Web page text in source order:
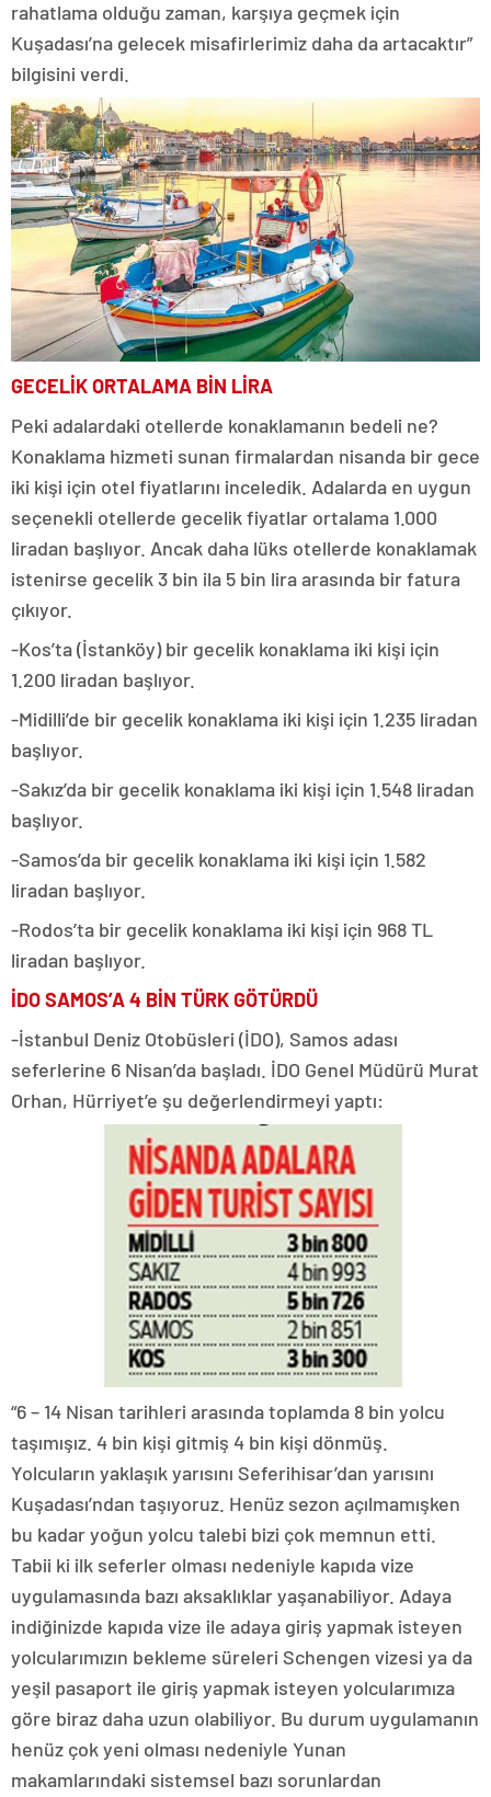
rahatlama olduğu zaman, karşıya geçmek için
Kuşadası’na gelecek misafirlerimiz daha da artacaktır”
bilgisini verdi.
GECELİK ORTALAMA BİN LİRA
Peki adalardaki otellerde konaklamanın bedeli ne?
Konaklama hizmeti sunan firmalardan nisanda bir gece
iki kişi için otel fiyatlarını inceledik. Adalarda en uygun
seçenekli otellerde gecelik fiyatlar ortalama 1.000
liradan başlıyor. Ancak daha lüks otellerde konaklamak
istenirse gecelik 3 bin ila 5 bin lira arasında bir fatura
çıkıyor.
-Kos’ta (İstanköy) bir gecelik konaklama iki kişi için
1.200 liradan başlıyor.
-Midilli’de bir gecelik konaklama iki kişi için 1.235 liradan
başlıyor.
-Sakız’da bir gecelik konaklama iki kişi için 1.548 liradan
başlıyor.
-Samos’da bir gecelik konaklama iki kişi için 1.582
liradan başlıyor.
-Rodos’ta bir gecelik konaklama iki kişi için 968 TL
liradan başlıyor.
İDO SAMOS’A 4 BİN TÜRK GÖTÜRDÜ
-İstanbul Deniz Otobüsleri (İDO), Samos adası
seferlerine 6 Nisan’da başladı. İDO Genel Müdürü Murat
Orhan, Hürriyet’e şu değerlendirmeyi yaptı:
“6 – 14 Nisan tarihleri arasında toplamda 8 bin yolcu
taşımışız. 4 bin kişi gitmiş 4 bin kişi dönmüş.
Yolcuların yaklaşık yarısını Seferihisar’dan yarısını
Kuşadası’ndan taşıyoruz. Henüz sezon açılmamışken
bu kadar yoğun yolcu talebi bizi çok memnun etti.
Tabii ki ilk seferler olması nedeniyle kapıda vize
uygulamasında bazı aksaklıklar yaşanabiliyor. Adaya
indiğinizde kapıda vize ile adaya giriş yapmak isteyen
yolcularımızın bekleme süreleri Schengen vizesi ya da
yeşil pasaport ile giriş yapmak isteyen yolcularımıza
göre biraz daha uzun olabiliyor. Bu durum uygulamanın
henüz çok yeni olması nedeniyle Yunan
makamlarındaki sistemsel bazı sorunlardan